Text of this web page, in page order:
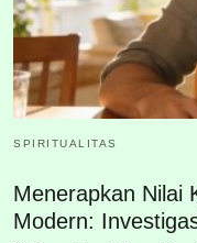
SPIRITUALITAS
Menerapkan Nilai
Modern: